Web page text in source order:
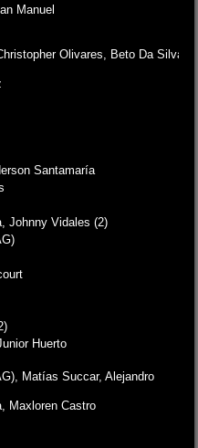
Manuel
Olivares, Beto Da Silva,
Santamaría
Johnny Vidales (2)
Huerto
Matías Succar, Alejandro
Maxloren Castro